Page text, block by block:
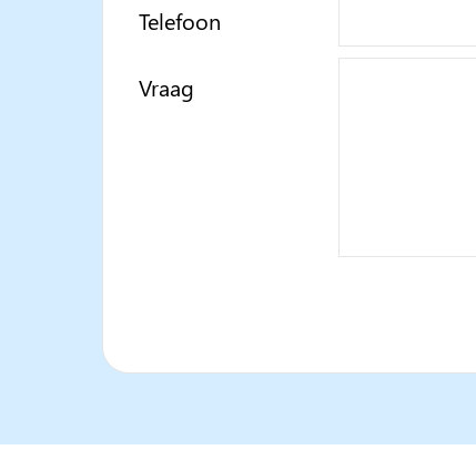
Telefoon
Vraag